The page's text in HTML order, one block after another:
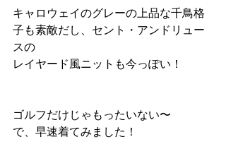
キャロウェイのグレーの上品な千鳥格
子も素敵だし、セント・アンドリュー
スの
レイヤード風ニットも今っぽい！
ゴルフだけじゃもったいない〜
で、早速着てみました！